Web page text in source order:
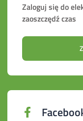
Zaloguj się do
zaoszczędź czas